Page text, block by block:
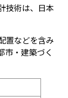
技術は、日本
置などを含み
市・建築づく